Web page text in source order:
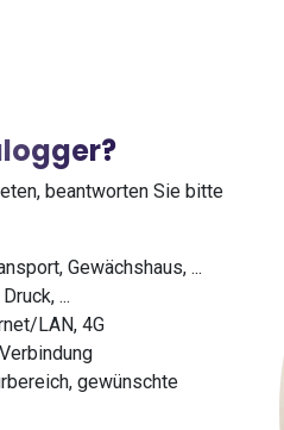
beantworten Sie bitte
Gewächshaus, ...
...
LAN, 4G
gewünschte